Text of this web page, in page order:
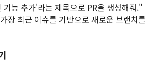
능 추가'라는 제목으로 PR을 생성해줘."
장 최근 이슈를 기반으로 새로운 브랜치를